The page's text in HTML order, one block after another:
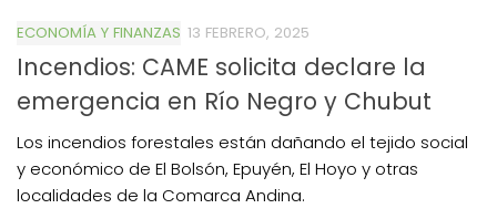
ECONOMÍA Y FINANZAS 13 FEBRERO, 2025
Incendios: CAME solicita declare la
emergencia en Río Negro y Chubut
Los incendios forestales están dañando el tejido social
y económico de El Bolsón, Epuyén, El Hoyo y otras
localidades de la Comarca Andina.